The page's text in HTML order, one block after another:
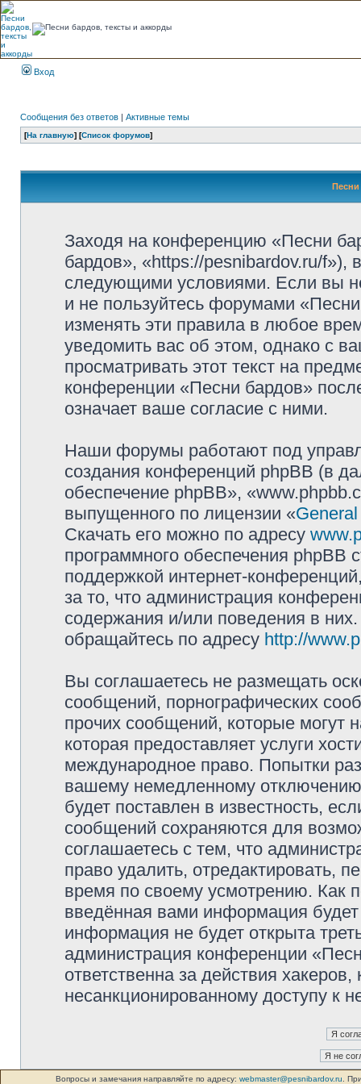
Вход
Сообщения без ответов | Активные темы
[На главную] [Список форумов]
Песни
Заходя на конференцию «Песни
бардов», «https://pesnibardov.ru/f»),
следующими условиями. Если вы
и не пользуйтесь форумами
изменять эти правила в любое
уведомить вас об этом, однако с
просматривать этот текст на
конференции «Песни бардов»
означает ваше согласие с ними.
Наши форумы работают под
создания конференций phpBB (в
обеспечение phpBB»,
выпущенного по лицензии «
Скачать его можно по адресу
программного обеспечения phpBB
поддержкой интернет-
за то, что администрация
содержания и/или поведения в
обращайтесь по адресу http://
Вы соглашаетесь не размещать
сообщений, порнографических
прочих сообщений, которые могут
которая предоставляет услуги
международное право. Попытки
вашему немедленному
будет поставлен в известность,
сообщений сохраняются для
соглашаетесь с тем, что
право удалить, отредактировать,
время по своему усмотрению. Как
введённая вами информация
информация не будет открыта
администрация конференции
ответственна за действия
несанкционированному доступу к
Вопросы и замечания направляйте по адресу: webmaster@pesnibardov.ru .